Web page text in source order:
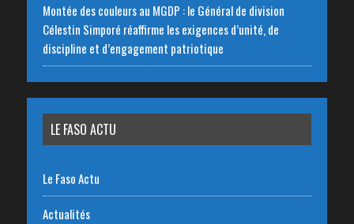
Montée des couleurs au MGDP : le Général de division
Célestin Simporé réaffirme les exigences d’unité, de
discipline et d’engagement patriotique
LE FASO ACTU
Le Faso Actu
Actualités